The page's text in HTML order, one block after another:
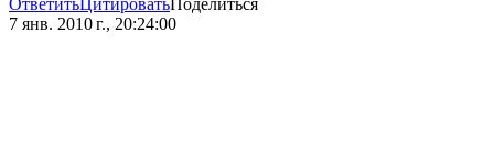
ОтветитьЦитироватьПоделиться
7 янв. 2010 г., 20:24:00